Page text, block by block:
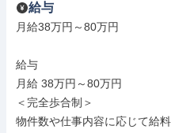
給与
月給38万円～80万円
給与
月給 38万円～80万円
＜完全歩合制＞
物件数や仕事内容に応じて給